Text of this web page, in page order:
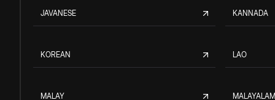
JAVANESE KANNADA
KOREAN LAO
MALAY MALAYALAM